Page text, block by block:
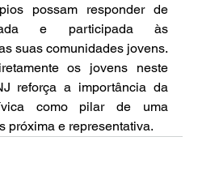
possam responder de
e participada às
suas comunidades jovens.
os jovens neste
reforça a importância da
como pilar de uma
próxima e representativa.